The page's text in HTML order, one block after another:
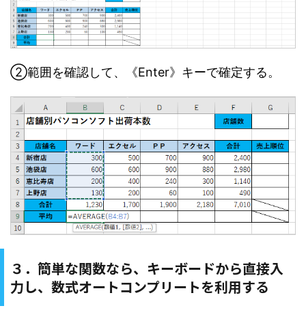
②範囲を確認して、《Enter》キーで確定する。
３．簡単な関数なら、キーボードから直接入
力し、数式オートコンプリートを利用する